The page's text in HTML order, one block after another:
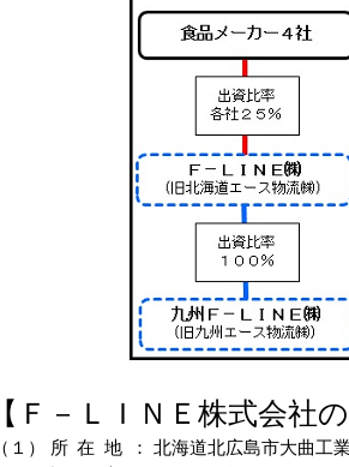
【Ｆ－ＬＩＮＥ株式会社
（１） 所在 地 ：
北海道北広島市大曲工